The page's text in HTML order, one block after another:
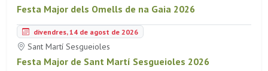
Festa Major dels Omells de na Gaia 2026
divendres, 14 de agost de 2026
Sant Martí Sesgueioles
Festa Major de Sant Martí Sesgueioles 2026